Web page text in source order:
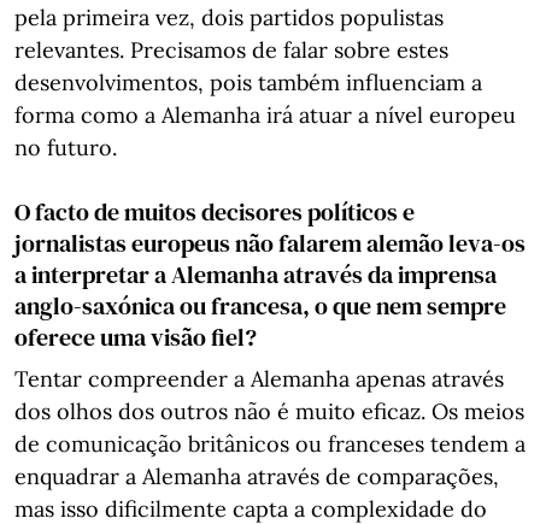
pela primeira vez, dois partidos populistas
relevantes. Precisamos de falar sobre estes
desenvolvimentos, pois também influenciam a
forma como a Alemanha irá atuar a nível europeu
no futuro.
O facto de muitos decisores políticos e
jornalistas europeus não falarem alemão leva-os
a interpretar a Alemanha através da imprensa
anglo-saxónica ou francesa, o que nem sempre
oferece uma visão fiel?
Tentar compreender a Alemanha apenas através
dos olhos dos outros não é muito eficaz. Os meios
de comunicação britânicos ou franceses tendem a
enquadrar a Alemanha através de comparações,
mas isso dificilmente capta a complexidade do